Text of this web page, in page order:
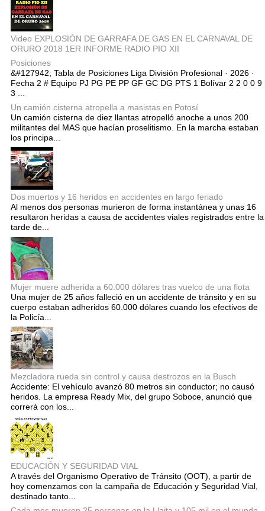
Video EXPLOSIÓN DE GARRAFA DE GAS EN EL CARNAVAL DE
ORURO 2018 1ER INFORME RADIO PIO XII
Posiciones
&#127942; Tabla de Posiciones Liga División Profesional · 2026 ·
Fecha 2 # Equipo PJ PG PE PP GF GC DG PTS 1 Bolívar 2 2 0 0 9
3 ...
Un camión cisterna atropella a masistas en Potosí
Un camión cisterna de diez llantas atropelló anoche a unos 200
militantes del MAS que hacían proselitismo. En la marcha estaban
los principa...
Dos muertos y 16 heridos en accidentes en largo feriado
Al menos dos personas murieron de forma instantánea y unas 16
resultaron heridas a causa de accidentes viales registrados entre la
tarde de...
Mujer muere adherida a 60.000 dólares tras vuelco de una flota
Una mujer de 25 años falleció en un accidente de tránsito y en su
cuerpo estaban adheridos 60.000 dólares cuando los efectivos de
la Policía...
Mezcladora rueda sin control y causa destrozos en la Busch
Accidente: El vehículo avanzó 80 metros sin conductor; no causó
heridos. La empresa Ready Mix, del grupo Soboce, anunció que
correrá con los...
EDUCACIÓN Y SEGURIDAD VIAL
A través del Organismo Operativo de Tránsito (OOT), a partir de
hoy comenzamos con la campaña de Educación y Seguridad Vial,
destinado tanto...